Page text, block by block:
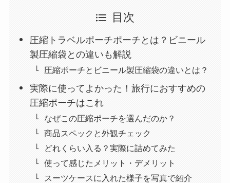
目次
圧縮トラベルポーチポーチとは？ビニール
製圧縮袋との違いも解説
圧縮ポーチとビニール製圧縮袋の違いとは？
実際に使ってよかった！旅行におすすめの
圧縮ポーチはこれ
なぜこの圧縮ポーチを選んだのか？
商品スペックと外観チェック
どれくらい入る？実際に詰めてみた
使って感じたメリット・デメリット
スーツケースに入れた様子を写真で紹介